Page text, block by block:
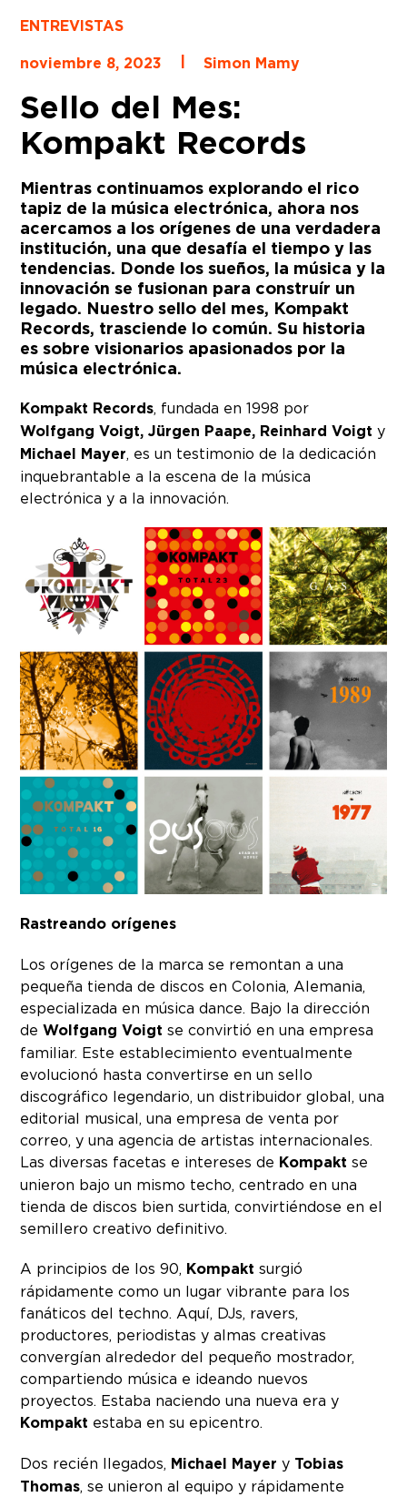
ENTREVISTAS
noviembre 8, 2023
Simon Mamy
Sello del Mes:
Kompakt Records
Mientras continuamos explorando el rico
tapiz de la música electrónica, ahora nos
acercamos a los orígenes de una verdadera
institución, una que desafía el tiempo y las
tendencias. Donde los sueños, la música y la
innovación se fusionan para construír un
legado. Nuestro sello del mes, Kompakt
Records, trasciende lo común. Su historia
es sobre visionarios apasionados por la
música electrónica.
Kompakt Records, fundada en 1998 por
Wolfgang Voigt, Jürgen Paape, Reinhard Voigt y
Michael Mayer, es un testimonio de la dedicación
inquebrantable a la escena de la música
electrónica y a la innovación.
Rastreando orígenes
Los orígenes de la marca se remontan a una
pequeña tienda de discos en Colonia, Alemania,
especializada en música dance. Bajo la dirección
de Wolfgang Voigt se convirtió en una empresa
familiar. Este establecimiento eventualmente
evolucionó hasta convertirse en un sello
discográfico legendario, un distribuidor global, una
editorial musical, una empresa de venta por
correo, y una agencia de artistas internacionales.
Las diversas facetas e intereses de Kompakt se
unieron bajo un mismo techo, centrado en una
tienda de discos bien surtida, convirtiéndose en el
semillero creativo definitivo.
A principios de los 90, Kompakt surgió
rápidamente como un lugar vibrante para los
fanáticos del techno. Aquí, DJs, ravers,
productores, periodistas y almas creativas
convergían alrededor del pequeño mostrador,
compartiendo música e ideando nuevos
proyectos. Estaba naciendo una nueva era y
Kompakt estaba en su epicentro.
Dos recién llegados, Michael Mayery Tobias
Thomas, se unieron al equipo y rápidamente